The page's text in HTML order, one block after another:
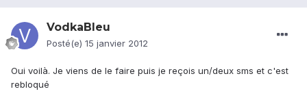
VodkaBleu
Posté(e) 15 janvier 2012
Oui voilà. Je viens de le faire puis je reçois un/deux sms et c'est
rebloqué